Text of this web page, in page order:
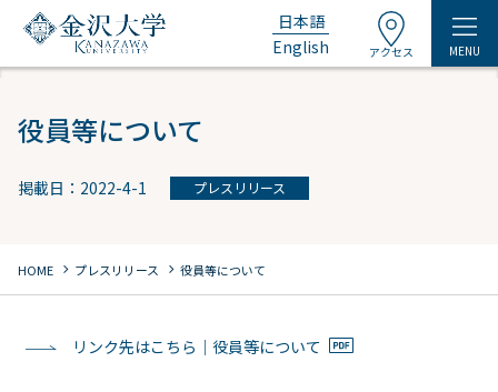
日本語
English
アクセス MENU
役員等について
掲載日：2022-4-1 プレスリリース
HOME chevron_right プレスリリース chevron_right 役員等について
リンク先はこちら｜役員等について